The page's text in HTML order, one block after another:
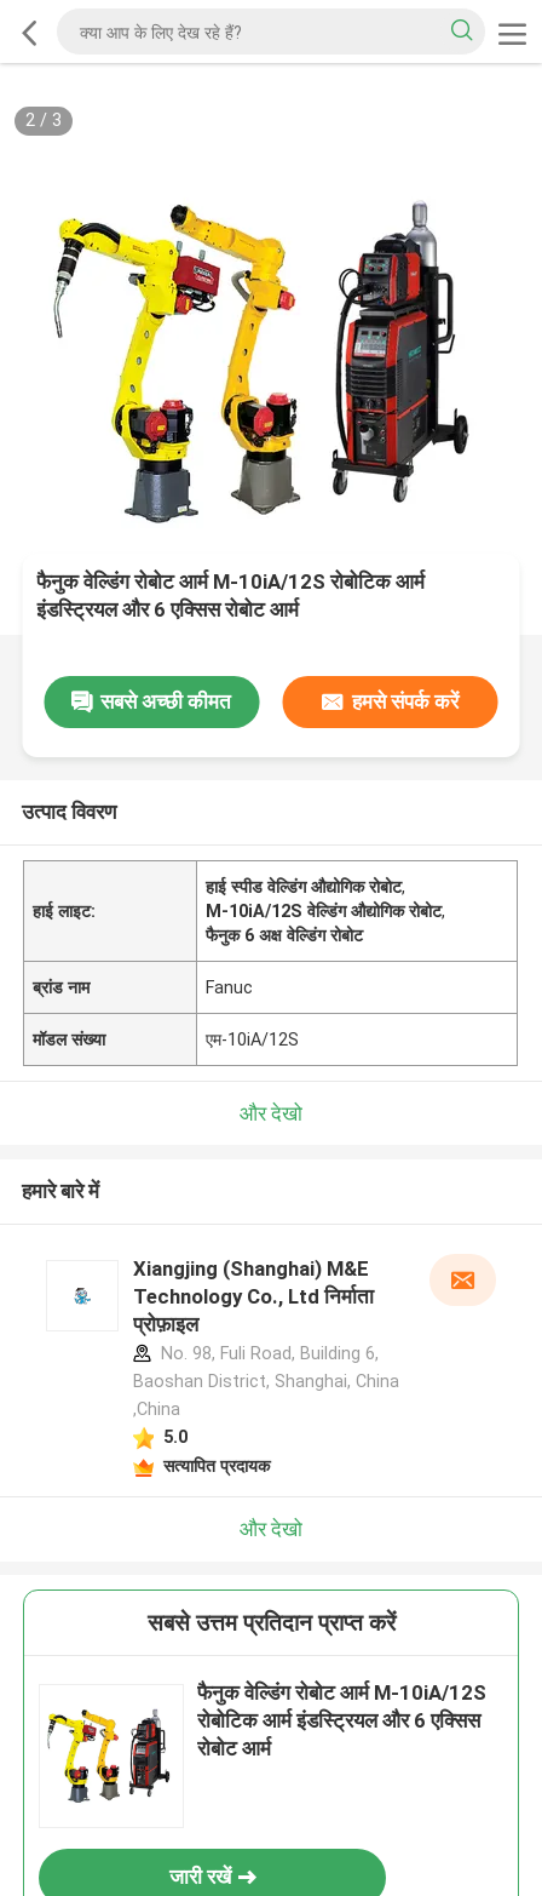
2/ 3
फैनुक वेल्डिंग रोबोट आर्म M-10iA/12S रोबोटिक आर्म
इंडस्ट्रियल और 6 एक्सिस रोबोट आर्म
सबसे अच्छी कीमत हमसे संपर्क करें
उत्पाद विवरण
हाई लाइट:
हाई स्पीड वेल्डिंग औद्योगिक रोबोट,
M-10iA/12S वेल्डिंग औद्योगिक रोबोट,
फैनुक 6 अक्ष वेल्डिंग रोबोट
ब्रांड नाम Fanuc
मॉडल संख्या एम-10iA/12S
और देखो
हमारे बारे में
Xiangjing (Shanghai) M&E
Technology Co., Ltd निर्माता
प्रोफ़ाइल
No. 98, Fuli Road, Building 6,
Baoshan District, Shanghai, China
,China
5.0
सत्यापित प्रदायक
और देखो
सबसे उत्तम प्रतिदान प्राप्त करें
फैनुक वेल्डिंग रोबोट आर्म M-10iA/12S
रोबोटिक आर्म इंडस्ट्रियल और 6 एक्सिस
रोबोट आर्म
जारी रखें